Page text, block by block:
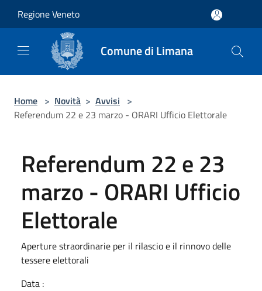
Regione Veneto
Comune di Limana
Home > Novità > Avvisi >
Referendum 22 e 23 marzo - ORARI Ufficio Elettorale
Referendum 22 e 23
marzo - ORARI Ufficio
Elettorale
Aperture straordinarie per il rilascio e il rinnovo delle
tessere elettorali
Data :